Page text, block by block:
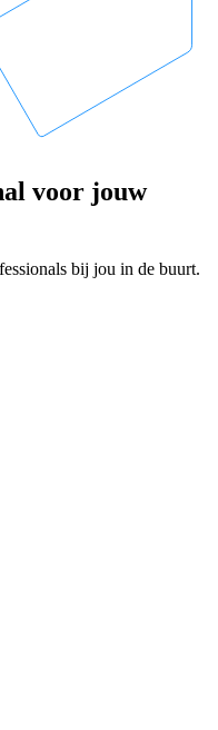
voor jouw
bij jou in de buurt.